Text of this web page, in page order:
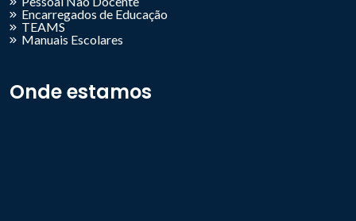
Encarregados de Educação
TEAMS
Manuais Escolares
Onde estamos